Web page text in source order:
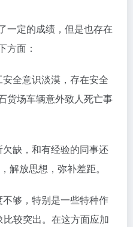
一定的成绩，但是也存在
方面：
全意识淡漠，存在安全
货场车辆意外致人死亡事
缺，和有经验的同事还
解放思想，弥补差距。
够，特别是一些特种作
比较突出。在这方面应加